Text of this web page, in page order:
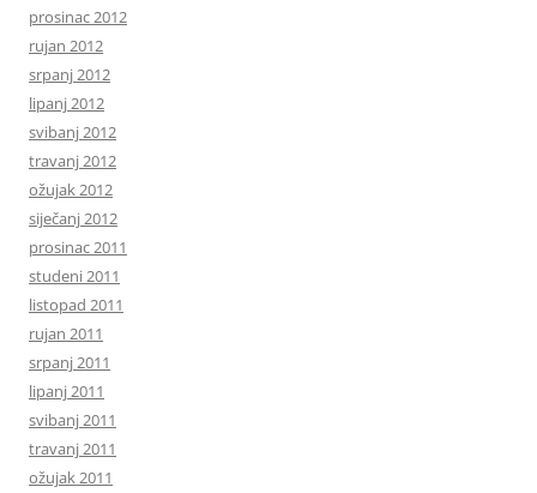
prosinac 2012
rujan 2012
srpanj 2012
lipanj 2012
svibanj 2012
travanj 2012
ožujak 2012
siječanj 2012
prosinac 2011
studeni 2011
listopad 2011
rujan 2011
srpanj 2011
lipanj 2011
svibanj 2011
travanj 2011
ožujak 2011